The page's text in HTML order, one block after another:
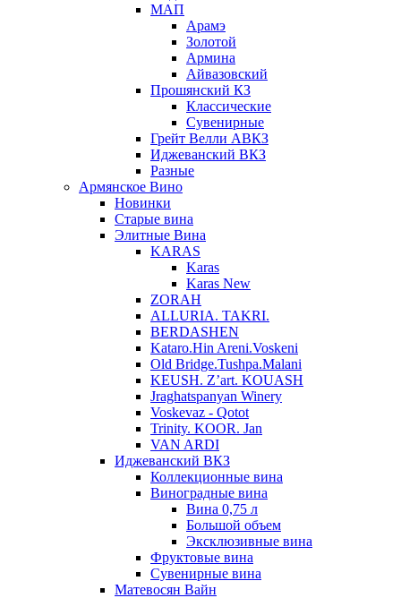
МАП
Арамэ
Золотой
Армина
Айвазовский
Прошянский КЗ
Классические
Сувенирные
Грейт Велли АВКЗ
Иджеванский ВКЗ
Разные
Армянское Вино
Новинки
Старые вина
Элитные Вина
KARAS
Karas
Karas New
ZORAH
ALLURIA. TAKRI.
BERDASHEN
Kataro.Hin Areni.Voskeni
Old Bridge.Tushpa.Malani
KEUSH. Z’art. KOUASH
Jraghatspanyan Winery
Voskevaz - Qotot
Trinity. KOOR. Jan
VAN ARDI
Иджеванский ВКЗ
Коллекционные вина
Виноградные вина
Вина 0,75 л
Большой объем
Эксклюзивные вина
Фруктовые вина
Cувенирные вина
Матевосян Вайн